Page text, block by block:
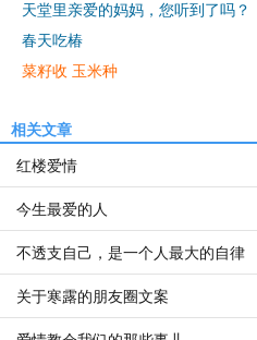
天堂里亲爱的妈妈，您听到了吗？
春天吃椿
菜籽收 玉米种
相关文章
红楼爱情
今生最爱的人
不透支自己，是一个人最大的自律
关于寒露的朋友圈文案